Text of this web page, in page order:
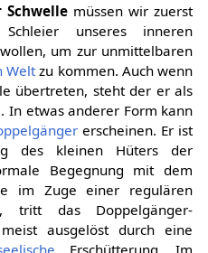
müssen wir zuerst
unseres inneren
um zur unmittelbaren
Weltzu kommen. Auch wenn
übertreten, steht der er als
In etwas anderer Form kann
erscheinen. Er ist
des kleinen Hüters der
Begegnung mit dem
im Zuge einer regulären
tritt das Doppelgänger-
ausgelöst durch eine
Erschütterung. Im